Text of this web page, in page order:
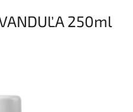
250ml